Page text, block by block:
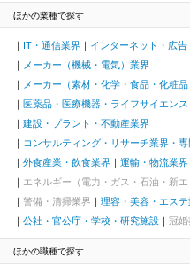
ほかの業種で探す
IT・通信業界
インターネット・広
メーカー（機械・電気）業界
メーカー（素材・化学・食品・化粧
医薬品・医療機器・ライフサイエン
建設・プラント・不動産業界
コンサルティング・リサーチ業界・
外食産業・飲食業界
運輸・物流業界
エネルギー（電力・ガス・石油・新
警備・清掃業界
理容・美容・エステ
公社・官公庁・学校・研究施設
冠婚
ほかの職種で探す